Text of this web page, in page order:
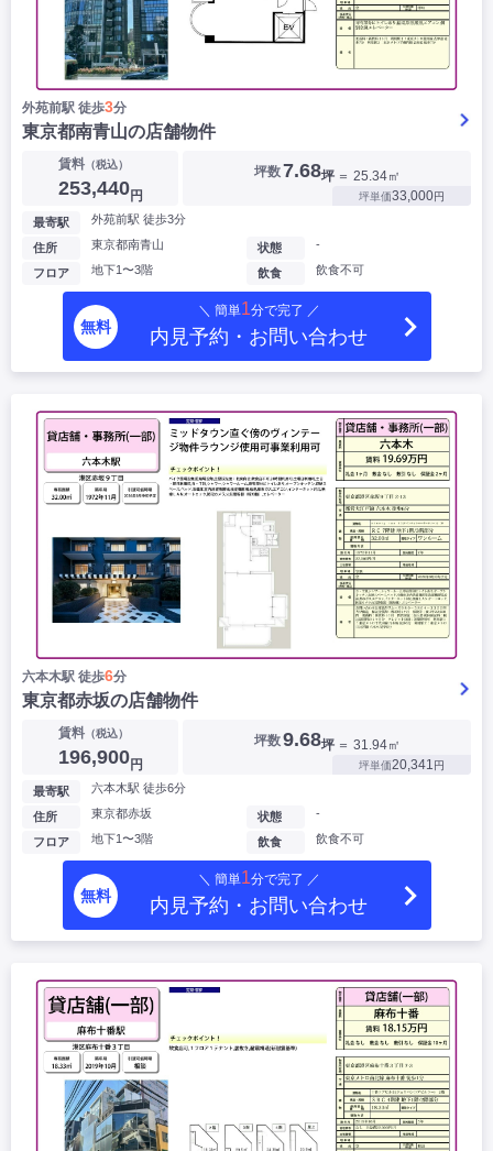
外苑前駅 徒歩3分
東京都南青山の店舗物件
賃料（税込）
253,440円
坪数7.68坪 ＝ 25.34㎡
坪単価33,000円
最寄駅 外苑前駅 徒歩3分
住所 東京都南青山
フロア 地下1〜3階
状態 -
飲食 飲食不可
無料
＼ 簡単1分で完了 ／
内見予約・お問い合わせ
六本木駅 徒歩6分
東京都赤坂の店舗物件
賃料（税込）
196,900円
坪数9.68坪 ＝ 31.94㎡
坪単価20,341円
最寄駅 六本木駅 徒歩6分
住所 東京都赤坂
フロア 地下1〜3階
状態 -
飲食 飲食不可
無料
＼ 簡単1分で完了 ／
内見予約・お問い合わせ